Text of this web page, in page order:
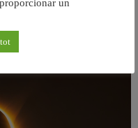
aire condicionat a totes
un